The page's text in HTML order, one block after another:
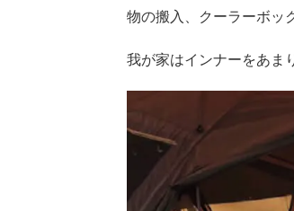
物の搬入、クーラーボッ
我が家はインナーをあま